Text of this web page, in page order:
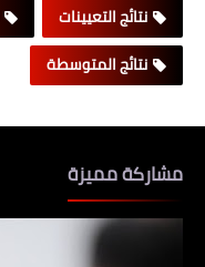
نتائج التعيينات
نتائج المتوسطة
مشاركة مميزة